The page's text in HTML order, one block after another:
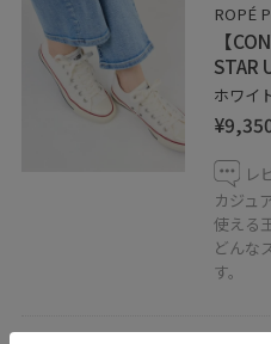
ROPÉ
【
STAR
ホワイ
レ
カジュ
使える
どんな
す。